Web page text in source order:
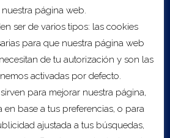
C/ Real, 3 30201 Cartagena
página web.
ser de varios tipos: las cookies
para que nuestra página web
de tu autorización y son las
activadas por defecto.
para mejorar nuestra página,
en base a tus preferencias, o para
ajustada a tus búsquedas,